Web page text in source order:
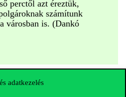
adatkezelés
perctől azt éreztük,
számítunk
városban is. (Dankó